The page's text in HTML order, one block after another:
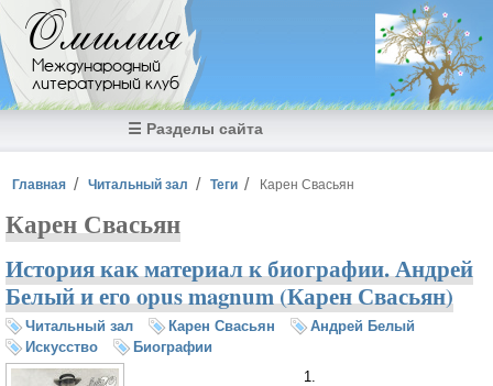
Перейти к основному содержанию
Омилия
Международный
литературный клуб
☰ Разделы сайта
Вы здесь
Главная Читальный зал Теги Карен Свасьян
Карен Свасьян
История как материал к биографии. Андрей
Белый и его opus magnum (Карен Свасьян)
Читальный зал Карен Свасьян
Андрей Белый
Искусство
Биографии
1.